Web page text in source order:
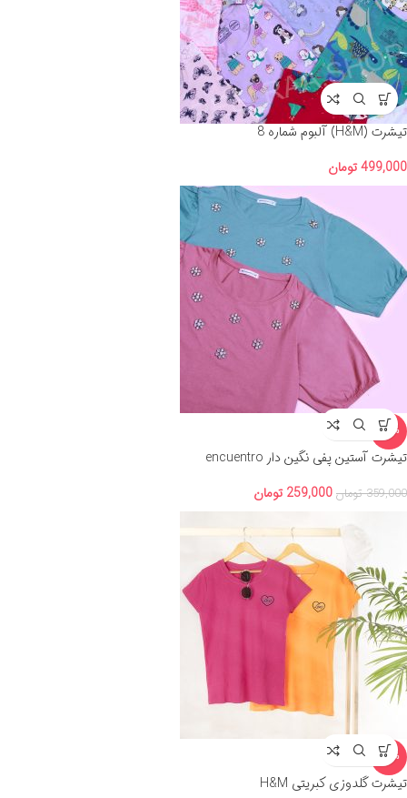
تیشرت (H&M) آلبوم شماره 8
499,000تومان
-28%
تیشرت آستین پفی نگین دار encuentro
359,000 تومان 259,000 تومان
-25%
تیشرت گلدوزی کبریتی H&M